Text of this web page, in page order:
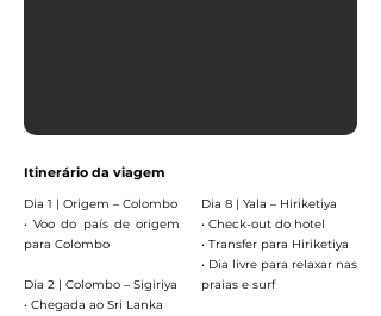
Itinerário da viagem
Dia 1 | Origem – Colombo
• Voo do país de origem
para Colombo
Dia 2 | Colombo – Sigiriya
• Chegada ao Sri Lanka
Dia 8 | Yala – Hiriketiya
• Check-out do hotel
• Transfer para Hiriketiya
• Dia livre para relaxar nas
praias e surf